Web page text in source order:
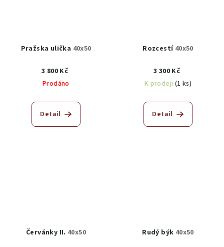
Pražska ulička 40x50
3 800 Kč
Prodáno
Detail
Rozcestí 40x50
3 300 Kč
K prodeji (1 ks)
Detail
Červánky II. 40x50 Rudý býk 40x50